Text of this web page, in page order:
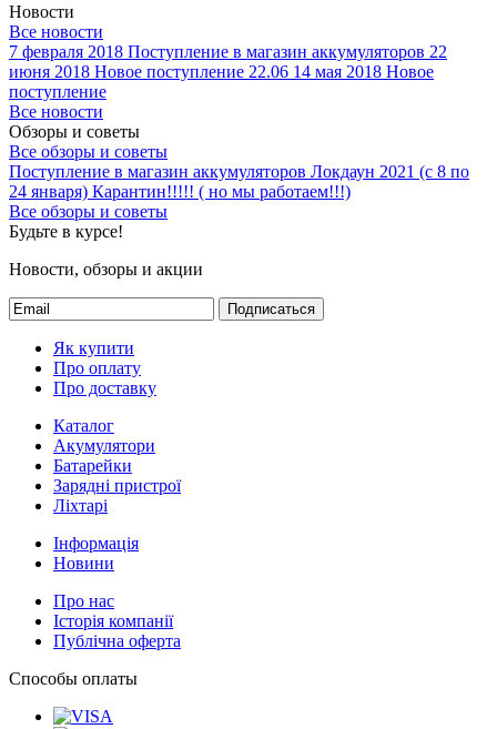
Новости
Все новости
7 февраля 2018 Поступление в магазин аккумуляторов 22
июня 2018 Новое поступление 22.06 14 мая 2018 Новое
поступление
Все новости
Обзоры и советы
Все обзоры и советы
Поступление в магазин аккумуляторов Локдаун 2021 (с 8 по
24 января) Карантин!!!!! ( но мы работаем!!!)
Все обзоры и советы
Будьте в курсе!
Новости, обзоры и акции
Подписаться
Як купити
Про оплату
Про доставку
Каталог
Акумулятори
Батарейки
Зарядні пристрої
Ліхтарі
Інформація
Новини
Про нас
Історія компанії
Публічна оферта
Способы оплаты